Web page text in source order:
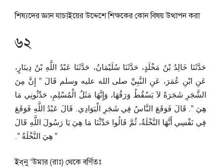
শিষ্যদের জ্ঞান যাচাইয়ের উদ্দেশে শিক্ষকের কোন বিষয় উত্থাপন করা
৬২
حَدَّثَنَا خَالِدُ بْنُ مَخْلَدٍ، حَدَّثَنَا سُلَيْمَانُ، حَدَّثَنَا عَبْدُ اللَّهِ بْنُ دِينَارٍ،
عَنِ ابْنِ عُمَرَ، عَنِ النَّبِيِّ صلى الله عليه وسلم قَالَ ‏”‏ إِنَّ مِنَ
الشَّجَرِ شَجَرَةً لاَ يَسْقُطُ وَرَقُهَا، وَإِنَّهَا مَثَلُ الْمُسْلِمِ، حَدِّثُونِي مَا
هِيَ ‏”‏‏.‏ قَالَ فَوَقَعَ النَّاسُ فِي شَجَرِ الْبَوَادِي‏.‏ قَالَ عَبْدُ اللَّهِ فَوَقَعَ
فِي نَفْسِي أَنَّهَا النَّخْلَةُ، ثُمَّ قَالُوا حَدِّثْنَا مَا هِيَ يَا رَسُولَ اللَّهِ قَالَ
‏”‏ هِيَ النَّخْلَةُ ‏”‏‏.‏
ইব্‌নু ‘উমার (রাঃ) থেকে বর্ণিতঃ